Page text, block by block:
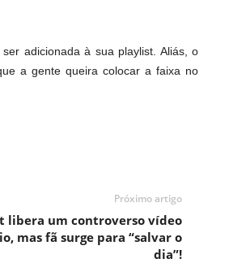
adicionada à sua playlist. Aliás, o
a gente queira colocar a faixa no
Próximo artigo
libera um controverso vídeo
mas fã surge para “salvar o
dia”!